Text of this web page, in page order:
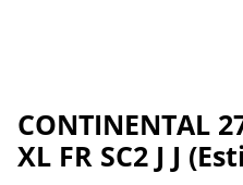
CONTINENTAL
XL FR SC2 J J